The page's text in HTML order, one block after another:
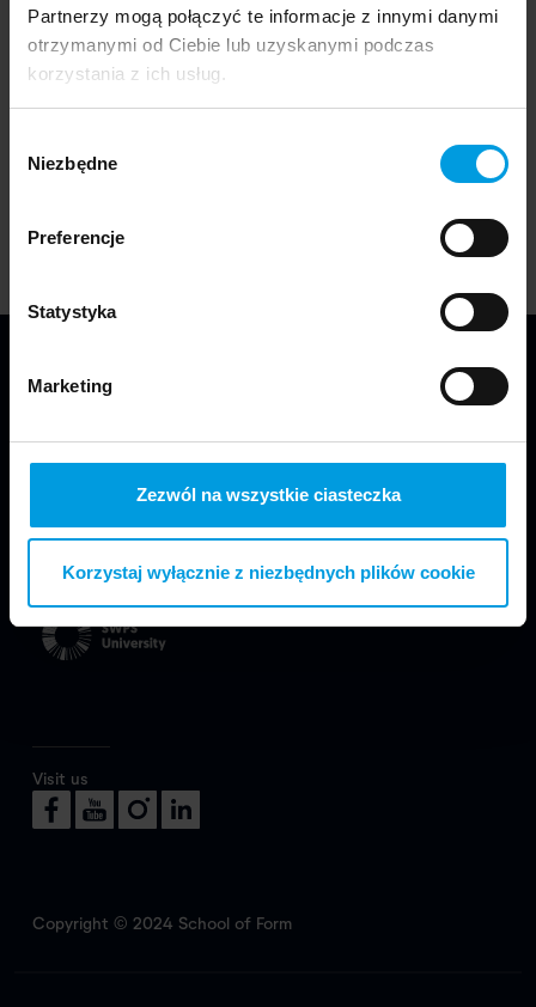
Partnerzy mogą połączyć te informacje z innymi danymi
otrzymanymi od Ciebie lub uzyskanymi podczas
korzystania z ich usług.
zgody
Niezbędne
Preferencje
Statystyka
Marketing
Zezwól na wszystkie ciasteczka
Korzystaj wyłącznie z niezbędnych plików cookie
The object was designed by Wit Bojar
, a student of
Industrial Design.
The project is part of the exhibition"Synanthropic
which was presented
at this year's Gdynia Design Days 2024 festival.
We are part of Faculty of Design in Warsaw
Visit us
Copyright © 2024 School of Form